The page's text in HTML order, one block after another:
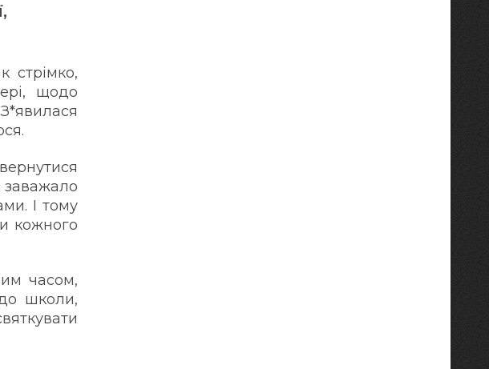
стрімко,
щодо
заважало
І тому
кожного
часом,
школи,